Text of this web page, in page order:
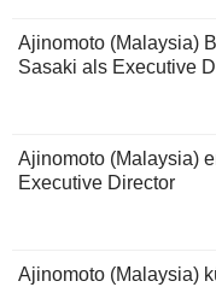
Ajinomoto (Malaysia)
Sasaki als Executive
Ajinomoto (Malaysia)
Executive Director
Ajinomoto (Malaysia)